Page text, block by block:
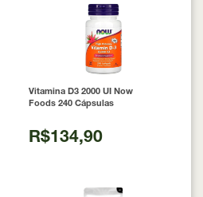
Vitamina D3 2000 UI Now
Foods 240 Cápsulas
R$134,90